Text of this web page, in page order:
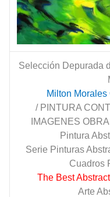
Selección Depurada
Milton
/ PINTURA
IMAGENES
Pintura
Serie Pinturas
Cuadros
The Best
Arte